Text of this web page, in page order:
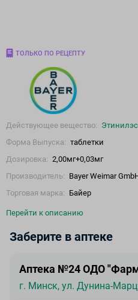
ТОЛЬКО ПО РЕЦЕПТУ
Действующее вещество:
Форма Выпуска: таблетки
Дозировка: 2,00мг+0,03мг
Производитель: Bayer Weimar
Торговая марка: Байер
Перейти к описанию
Заберите в аптеке
Аптека №24 ОДО
г. Минск, ул. Дунина-